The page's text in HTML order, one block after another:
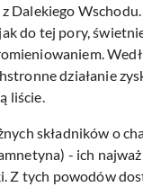
Dalekiego
do tej pory,
działanie
liście.
składników o
- ich
tych powodów